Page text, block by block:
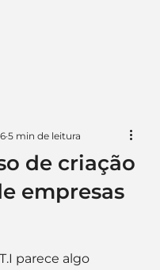
de criação
empresas
5 min de leitura
parece algo